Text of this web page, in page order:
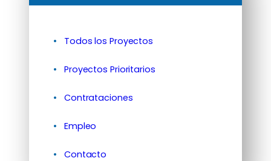
Todos los Proyectos
Proyectos Prioritarios
Contrataciones
Empleo
Contacto